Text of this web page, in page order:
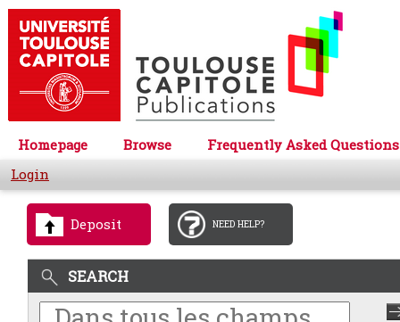
Homepage Browse
Frequently Asked Questions
Login
Deposit NEED HELP?
SEARCH